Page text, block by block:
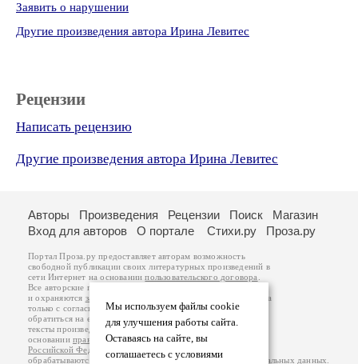
Заявить о нарушении
Другие произведения автора Ирина Левитес
Рецензии
Написать рецензию
Другие произведения автора Ирина Левитес
Мы используем файлы cookie
для улучшения работы сайта.
Оставаясь на сайте, вы
соглашаетесь с условиями
Авторы Произведения Рецензии Поиск
Магазин
Вход для авторов
О портале Стихи.ру Проза.ру
Портал Проза.ру предоставляет авторам возможность
свободной публикации своих литературных произведений в
сети Интернет на основаниипользовательского договора
Все авторские права на произведения принадлежат авторам
и охраняются законом
. Перепечатка произведений возможна
только с согласия его автора, к которому вы можете
обратиться на его авторской странице. Ответственность за
тексты произведений авторы несут самостоятельно на
основанииправил публикацииизаконодательства
Российской Федерации
обрабатываются на основанииПолитики обработки персональных данных